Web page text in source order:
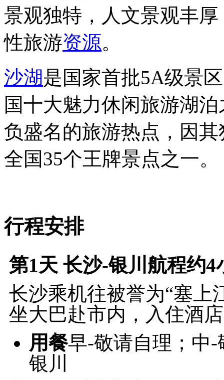
景观独特，人文景观丰
性旅游资源。
沙湖是国家首批5A级景
国十大魅力休闲旅游湖
负盛名的旅游热点，因
全国35个王牌景点之一。
行程安排
第1天 长沙-银川航程约4
长沙乘机往被誉为“塞上
坐大巴赴市内，入住酒
用餐早-敬请自理；中
银川